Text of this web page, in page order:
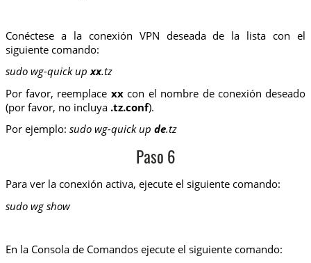
Conéctese a la conexión VPN deseada de la lista con el
siguiente comando:
sudo wg-quick upxx.tz
Por favor, reemplace xxcon el nombre de conexión deseado
(por favor, no incluya .tz.conf).
Por ejemplo: sudo wg-quick up de.tz
Paso 6
Para ver la conexión activa, ejecute el siguiente comando:
sudo wg show
En la Consola de Comandos ejecute el siguiente comando: